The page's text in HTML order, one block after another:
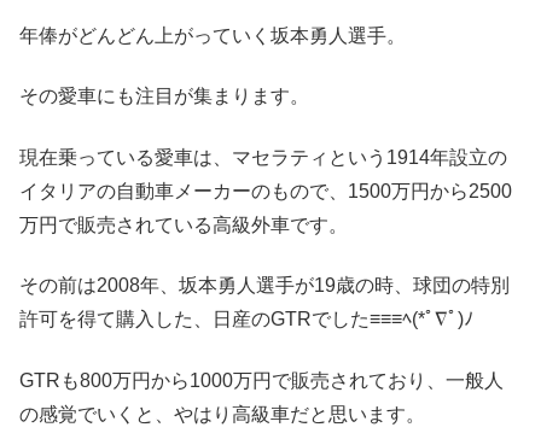
年俸がどんどん上がっていく坂本勇人選手。
その愛車にも注目が集まります。
現在乗っている愛車は、マセラティという1914年設立の
イタリアの自動車メーカーのもので、1500万円から2500
万円で販売されている高級外車です。
その前は2008年、坂本勇人選手が19歳の時、球団の特別
許可を得て購入した、日産のGTRでした≡≡≡ﾍ(*ﾟ∇ﾟ)ﾉ
GTRも800万円から1000万円で販売されており、一般人
の感覚でいくと、やはり高級車だと思います。